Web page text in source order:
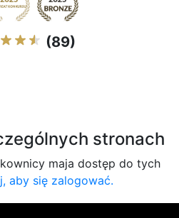
(89)
stronach
maja dostęp do tych
aby się zalogować.